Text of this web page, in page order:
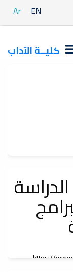
Ar EN
كليــة الآداب
https://